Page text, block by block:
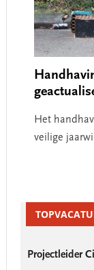
Het
veilige
Sidebar
Projectleider